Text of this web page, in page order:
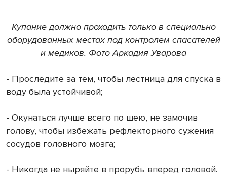
Купание должно проходить только в специально
оборудованных местах под контролем спасателей
и медиков. Фото Аркадия Уварова
- Проследите за тем, чтобы лестница для спуска в
воду была устойчивой;
- Окунаться лучше всего по шею, не замочив
голову, чтобы избежать рефлекторного сужения
сосудов головного мозга;
- Никогда не ныряйте в прорубь вперед головой.